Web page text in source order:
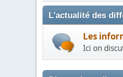
L'actualité des
Les
Ici on